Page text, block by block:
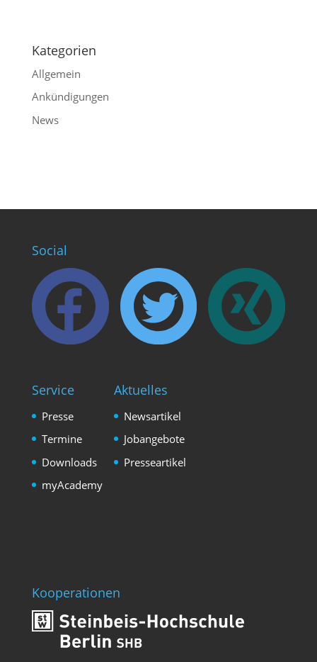
Kategorien
Allgemein
Ankündigungen
News
Social
Service
Presse
Termine
Downloads
myAcademy
Aktuelles
Newsartikel
Jobangebote
Presseartikel
Kooperationen